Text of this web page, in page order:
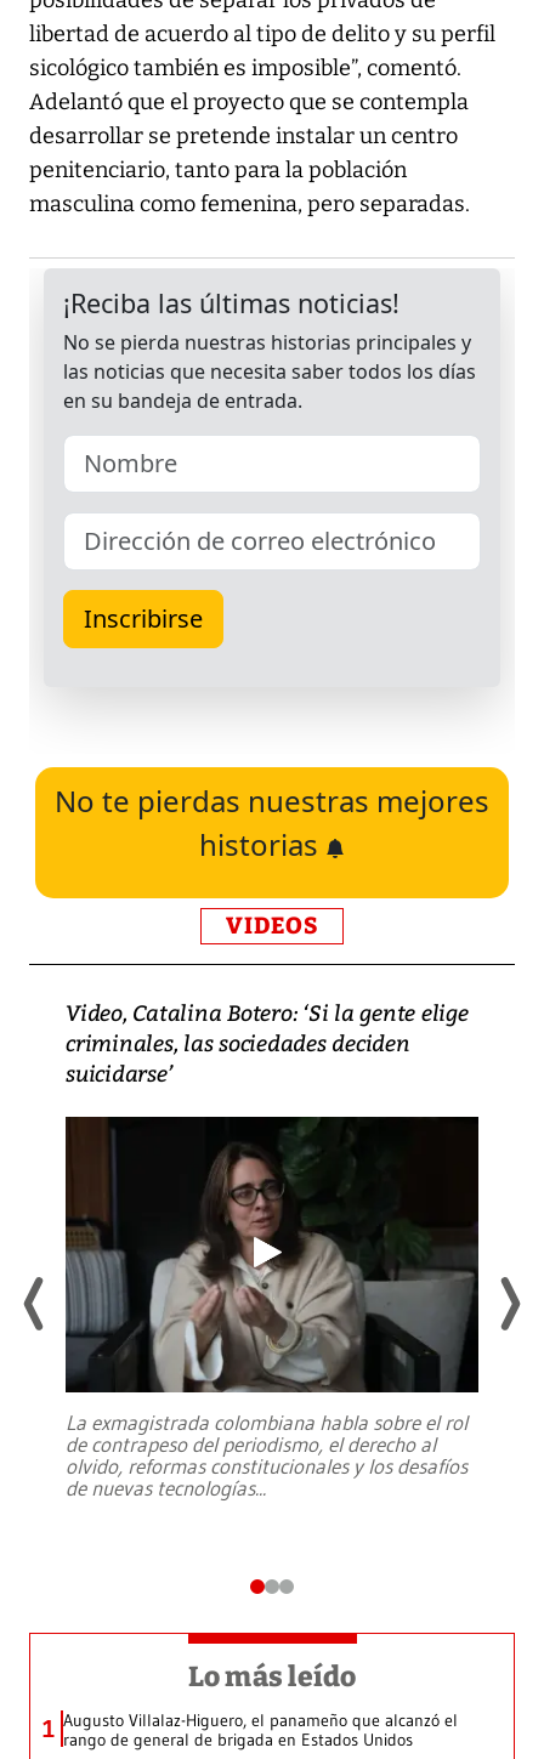
libertad de acuerdo al tipo de delito y su perfil
sicológico también es imposible”, comentó.
Adelantó que el proyecto que se contempla
desarrollar se pretende instalar un centro
penitenciario, tanto para la población
masculina como femenina, pero separadas.
No te pierdas nuestras mejores
historias
VIDEOS
Video, Catalina Botero: ‘Si la gente elige
criminales, las sociedades deciden
suicidarse’
La exmagistrada colombiana habla sobre el rol
de contrapeso del periodismo, el derecho al
olvido, reformas constitucionales y los desafíos
de nuevas tecnologías...
Lo más leído
1 Augusto Villalaz-Higuero, el panameño que alcanzó el
rango de general de brigada en Estados Unidos